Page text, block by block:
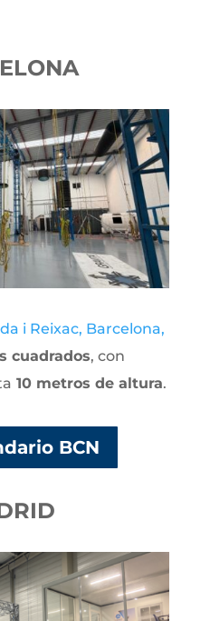
i Reixac, Barcelona,
cuadrados, con
10 metros de altura.
BCN